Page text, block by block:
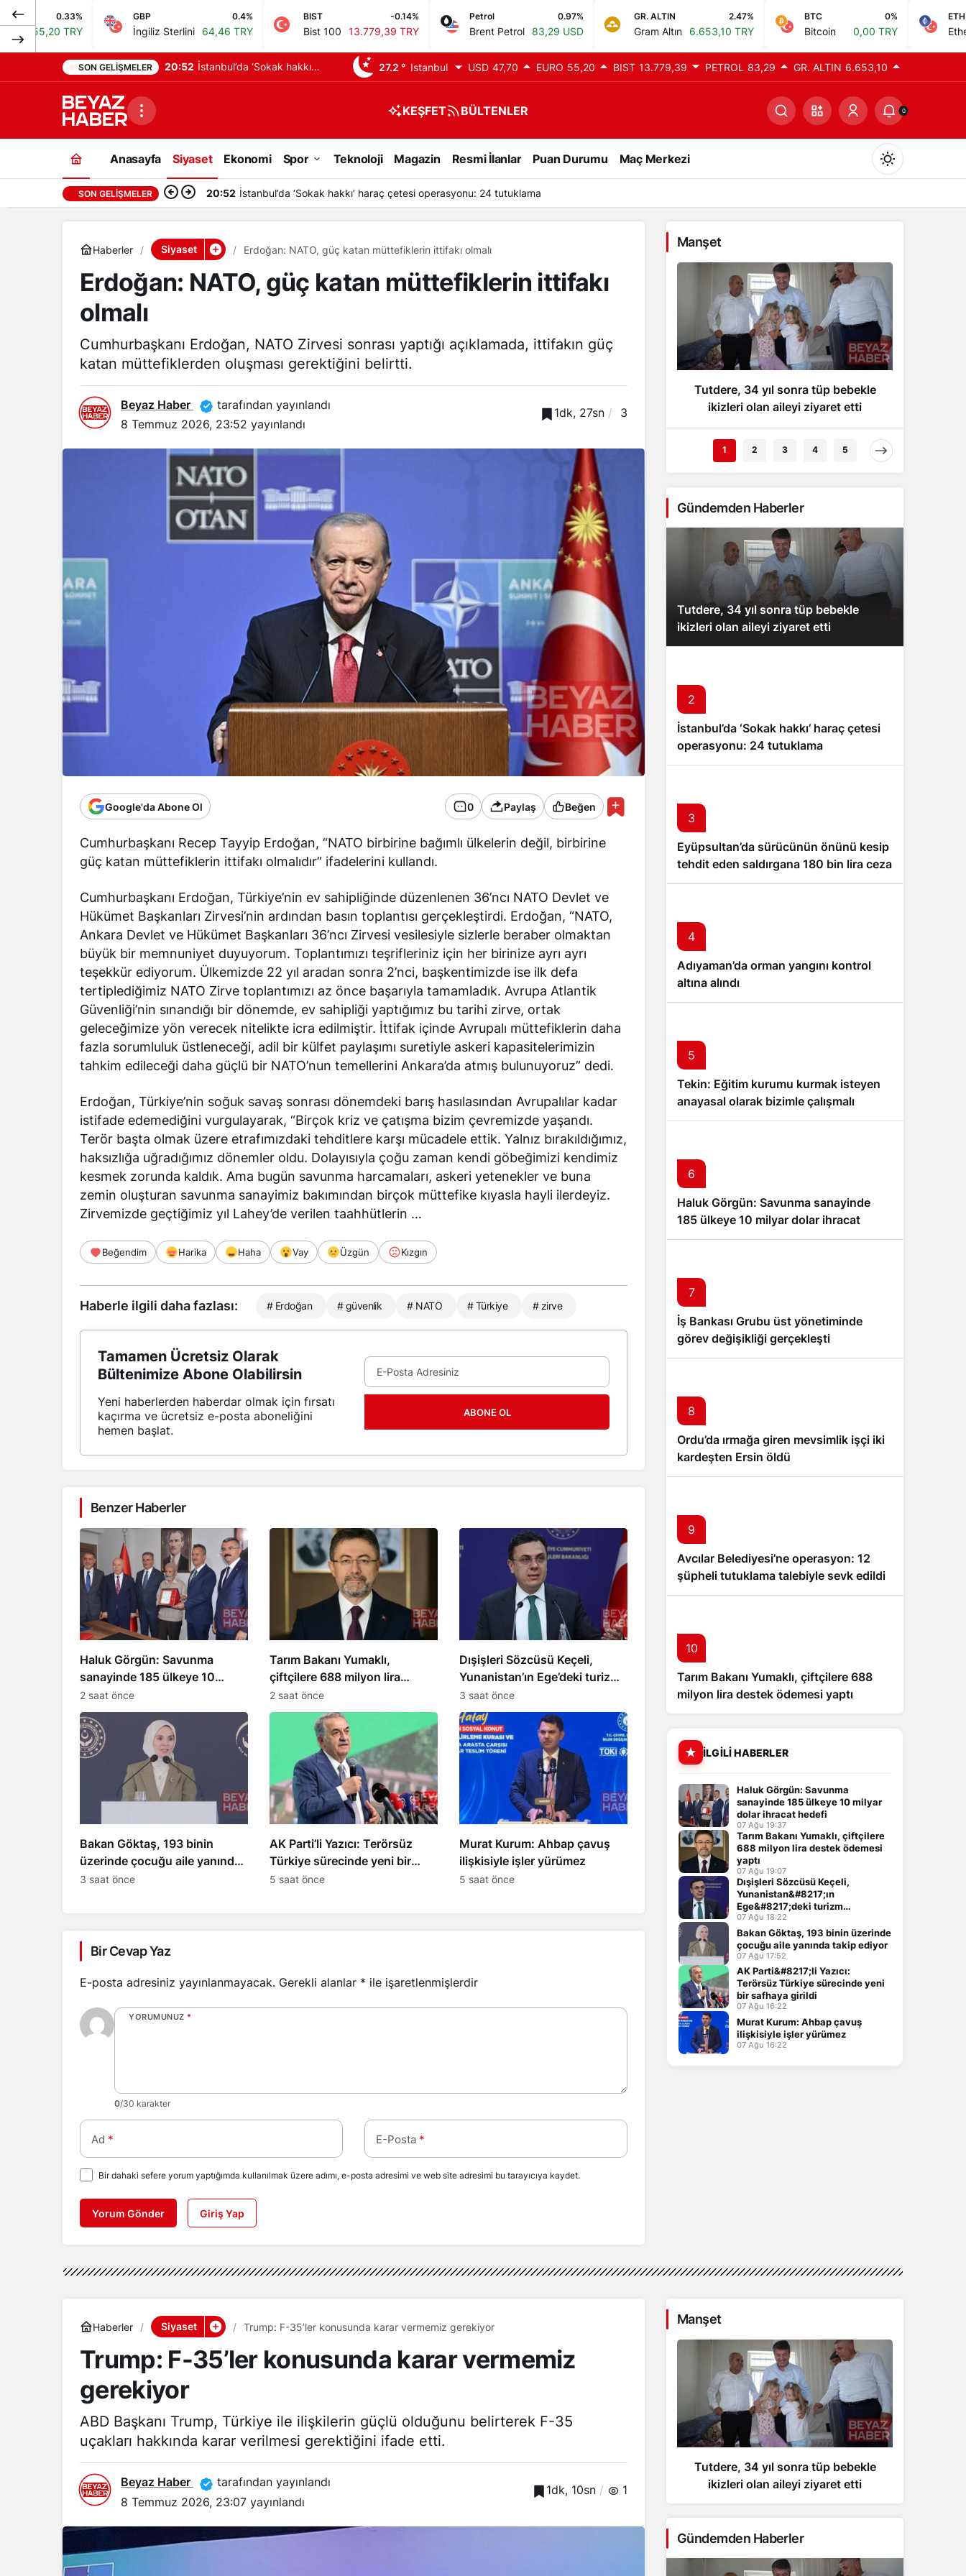
GBP
İngiliz Sterlini 64,46 TRY
BIST
Bist 100 13.779,39 TRY
Petrol 0.97%
Brent Petrol 83,29 USD
GR. ALTIN 2.47%
Gram Altın 6.653,10 TRY
BTC 0%
Bitcoin 0,00 TRY
ETH
Ethereum 0,00
SON GELIŞMELER 20:52 İstanbul’da ‘Sokak hakkı’ 27.2 ° Istanbul USD 47,70 EURO 55,20 BIST 13.779,39 PETROL 83,29 GR. ALTIN 6.653,10
KEŞFET BÜLTENLER 0
Anasayfa Siyaset Ekonomi Spor Teknoloji Magazin Resmi İlanlar Puan Durumu Maç Merkezi
Gündüz Modu
Gündüz modunu seçin.
Gece Modu
Gece modunu seçin.
Sistem Modu
Sistem modunu seçin.
SON GELIŞMELER 20:52 İstanbul’da ‘Sokak hakkı’ haraç çetesi operasyonu: 24 tutuklama
Haberler Siyaset Erdoğan: NATO, güç katan müttefiklerin ittifakı olmalı
Erdoğan: NATO, güç katan müttefiklerin ittifakı
olmalı
Cumhurbaşkanı Erdoğan, NATO Zirvesi sonrası yaptığı açıklamada, ittifakın güç
katan müttefiklerden oluşması gerektiğini belirtti.
Beyaz Haber
tarafından yayınlandı
8 Temmuz 2026, 23:52 yayınlandı
1dk, 27sn 3
Google'da Abone Ol 0 Paylaş Beğen
Cumhurbaşkanı Recep Tayyip Erdoğan, “NATO birbirine bağımlı ülkelerin değil, birbirine
güç katan müttefiklerin ittifakı olmalıdır” ifadelerini kullandı.
Cumhurbaşkanı Erdoğan, Türkiye’nin ev sahipliğinde düzenlenen 36’ncı NATO Devlet ve
Hükümet Başkanları Zirvesi’nin ardından basın toplantısı gerçekleştirdi. Erdoğan, “NATO,
Ankara Devlet ve Hükümet Başkanları 36’ncı Zirvesi vesilesiyle sizlerle beraber olmaktan
büyük bir memnuniyet duyuyorum. Toplantımızı teşrifleriniz için her birinize ayrı ayrı
teşekkür ediyorum. Ülkemizde 22 yıl aradan sonra 2’nci, başkentimizde ise ilk defa
tertiplediğimiz NATO Zirve toplantımızı az önce başarıyla tamamladık. Avrupa Atlantik
Güvenliği’nin sınandığı bir dönemde, ev sahipliği yaptığımız bu tarihi zirve, ortak
geleceğimize yön verecek nitelikte icra edilmiştir. İttifak içinde Avrupalı müttefiklerin daha
fazla sorumluluk üstleneceği, adil bir külfet paylaşımı suretiyle askeri kapasitelerimizin
tahkim edileceği daha güçlü bir NATO’nun temellerini Ankara’da atmış bulunuyoruz” dedi.
Erdoğan, Türkiye’nin soğuk savaş sonrası dönemdeki barış hasılasından Avrupalılar kadar
istifade edemediğini vurgulayarak, “Birçok kriz ve çatışma bizim çevremizde yaşandı.
Terör başta olmak üzere etrafımızdaki tehditlere karşı mücadele ettik. Yalnız bırakıldığımız,
haksızlığa uğradığımız dönemler oldu. Dolayısıyla çoğu zaman kendi göbeğimizi kendimiz
kesmek zorunda kaldık. Ama bugün savunma harcamaları, askeri yetenekler ve buna
zemin oluşturan savunma sanayimiz bakımından birçok müttefike kıyasla hayli ilerdeyiz.
Zirvemizde geçtiğimiz yıl Lahey’de verilen taahhütlerin …
Beğendim Harika Haha Vay Üzgün Kızgın
Haberle ilgili daha fazlası: # Erdoğan # güvenlik # NATO # Türkiye # zirve
Tamamen Ücretsiz Olarak
Bültenimize Abone Olabilirsin
Yeni haberlerden haberdar olmak için fırsatı
kaçırma ve ücretsiz e-posta aboneliğini
hemen başlat.
ABONE OL
Benzer Haberler
Haluk Görgün: Savunma
sanayinde 185 ülkeye 10
milyar dolar ihracat hedefi
2 saat önce
Tarım Bakanı Yumaklı,
çiftçilere 688 milyon lira
destek ödemesi yaptı
2 saat önce
Dışişleri Sözcüsü Keçeli,
Yunanistan’ın Ege’deki turizm
çerçevesini değerlendirdi
3 saat önce
Bakan Göktaş, 193 binin
üzerinde çocuğu aile yanında
takip ediyor
3 saat önce
AK Parti’li Yazıcı: Terörsüz
Türkiye sürecinde yeni bir
safhaya girildi
5 saat önce
Murat Kurum: Ahbap çavuş
ilişkisiyle işler yürümez
5 saat önce
Bir Cevap Yaz
E-posta adresiniz yayınlanmayacak. Gerekli alanlar * ile işaretlenmişlerdir
YORUMUNUZ *
0/30 karakter
Ad * E-Posta *
Bir dahaki sefere yorum yaptığımda kullanılmak üzere adımı, e-posta adresimi ve web site adresimi bu tarayıcıya kaydet.
Yorum Gönder Giriş Yap
Manşet
Tutdere, 34 yıl sonra tüp bebekle
ikizleri olan aileyi ziyaret etti
1 2 3 4 5
Gündemden Haberler
Tutdere, 34 yıl sonra tüp bebekle
ikizleri olan aileyi ziyaret etti
2
İstanbul’da ‘Sokak hakkı’ haraç çetesi
operasyonu: 24 tutuklama
3
Eyüpsultan’da sürücünün önünü kesip
tehdit eden saldırgana 180 bin lira ceza
4
Adıyaman’da orman yangını kontrol
altına alındı
5
Tekin: Eğitim kurumu kurmak isteyen
anayasal olarak bizimle çalışmalı
6
Haluk Görgün: Savunma sanayinde
185 ülkeye 10 milyar dolar ihracat
hedefi
7
İş Bankası Grubu üst yönetiminde
görev değişikliği gerçekleşti
8
Ordu’da ırmağa giren mevsimlik işçi iki
kardeşten Ersin öldü
9
Avcılar Belediyesi’ne operasyon: 12
şüpheli tutuklama talebiyle sevk edildi
10
Tarım Bakanı Yumaklı, çiftçilere 688
milyon lira destek ödemesi yaptı
İLGILI HABERLER
Haluk Görgün: Savunma
sanayinde 185 ülkeye 10 milyar
dolar ihracat hedefi
07 Ağu 19:37
Tarım Bakanı Yumaklı, çiftçilere
688 milyon lira destek ödemesi
yaptı
07 Ağu 19:07
Dışişleri Sözcüsü Keçeli,
Yunanistan&#8217;ın
Ege&#8217;deki turizm
çerçevesini değerlendirdi
07 Ağu 18:22
Bakan Göktaş, 193 binin üzerinde
çocuğu aile yanında takip ediyor
07 Ağu 17:52
AK Parti&#8217;li Yazıcı:
Terörsüz Türkiye sürecinde yeni
bir safhaya girildi
07 Ağu 16:22
Murat Kurum: Ahbap çavuş
ilişkisiyle işler yürümez
07 Ağu 16:22
Haberler Siyaset Trump: F-35’ler konusunda karar vermemiz gerekiyor
Trump: F-35’ler konusunda karar vermemiz
gerekiyor
ABD Başkanı Trump, Türkiye ile ilişkilerin güçlü olduğunu belirterek F-35
uçakları hakkında karar verilmesi gerektiğini ifade etti.
Beyaz Haber
tarafından yayınlandı
8 Temmuz 2026, 23:07 yayınlandı
1dk, 10sn 1
Manşet
Tutdere, 34 yıl sonra tüp bebekle
ikizleri olan aileyi ziyaret etti
Gündemden Haberler